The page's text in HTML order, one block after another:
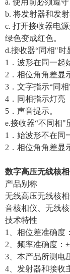
a. 使用前必须遵
b. 将发射器和发
c. 打开接收器电
绿色变成红色。
d.接收器“同相"时
1．波形在同一起
2．相位角角差显
3．文字指示“同
4．同相指示灯亮
5．声音提示。
e.接收器“不同相"
1．始波形不在同
2．相位角角差显
数字高压无线核
产品别称
无线高压无线核
音核相仪、无线
技术特性
1、相位差准确度
2、频率准确度：
3、本产品所测电
4、发射器和接收